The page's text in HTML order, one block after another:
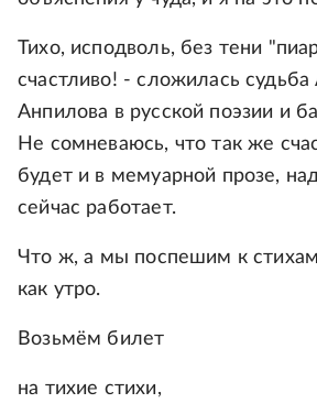
Тихо, исподволь, без тени
счастливо! - сложилась судьба
Анпилова в русской поэзии и
Не сомневаюсь, что так же
будет и в мемуарной прозе,
сейчас работает.
Что ж, а мы поспешим к
как утро.
Возьмём билет
на тихие стихи,